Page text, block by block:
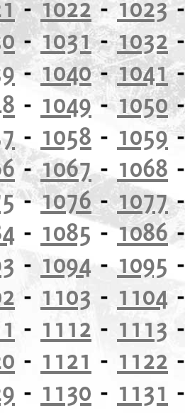
-1022 -1023
-1031-1032
-1040-1041
- 1049-1050
- 1058 - 1059
-1067- 1068
-1076-1077
- 1085-1086
- 1094 - 1095
- 1103 - 1104
- 1112 - 1113
- 1121 - 1122
- 1130 - 1131